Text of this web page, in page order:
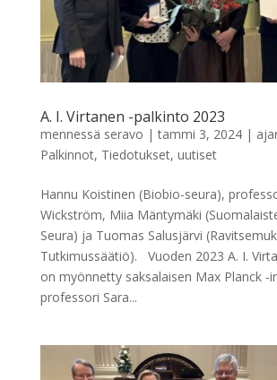
A. I. Virtanen -palkinto 2023
mennessä seravo |tammi 3, 2024|
Palkinnot, Tiedotukset, uutiset
Hannu Koistinen (Biobio-seura),
Wickström, Miia Mäntymäki
Seura) ja Tuomas Salusjärvi
Tutkimussäätiö). Vuoden 2023 A. I.
on myönnetty saksalaisen Max Planck -
professori Sara...